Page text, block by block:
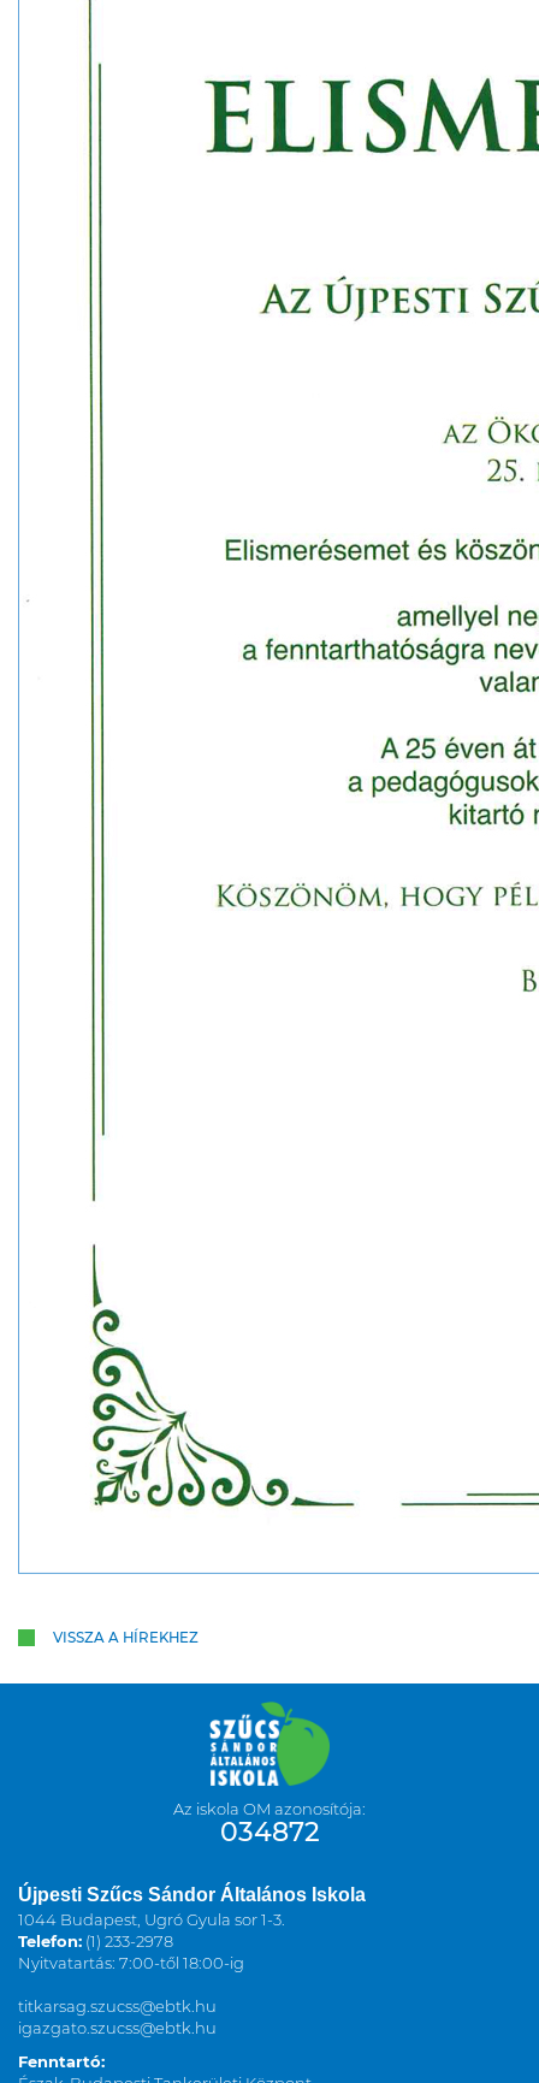
VISSZA A HÍREKHEZ
Az iskola OM azonosítója:
034872
Újpesti Szűcs Sándor Általános Iskola
1044 Budapest, Ugró Gyula sor 1-3.
Telefon: (1) 233-2978
Nyitvatartás: 7:00-től 18:00-ig
titkarsag.szucss@ebtk.hu
igazgato.szucss@ebtk.hu
Fenntartó: